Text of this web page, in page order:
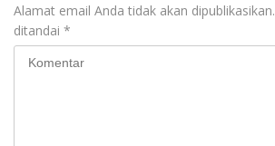
Alamat email Anda tidak akan dipublikasikan.
ditandai *